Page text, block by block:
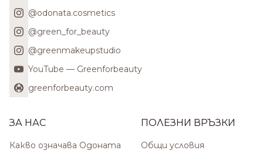
@odonata.cosmetics
@green_for_beauty
@greenmakeupstudio
YouTube — Greenforbeauty
greenforbeauty.com
ЗА НАС
Какво означава Одоната
ПОЛЕЗНИ ВРЪЗКИ
Общи условия